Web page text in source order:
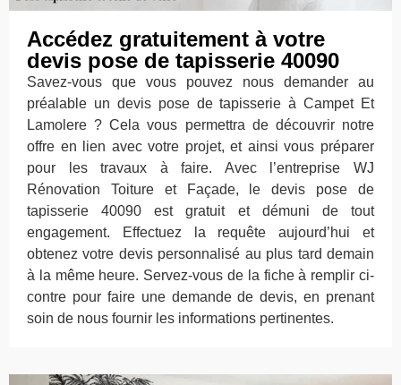
Accédez gratuitement à votre
devis pose de tapisserie 40090
Savez-vous que vous pouvez nous demander au
préalable un devis pose de tapisserie à Campet Et
Lamolere ? Cela vous permettra de découvrir notre
offre en lien avec votre projet, et ainsi vous préparer
pour les travaux à faire. Avec l’entreprise WJ
Rénovation Toiture et Façade, le devis pose de
tapisserie 40090 est gratuit et démuni de tout
engagement. Effectuez la requête aujourd’hui et
obtenez votre devis personnalisé au plus tard demain
à la même heure. Servez-vous de la fiche à remplir ci-
contre pour faire une demande de devis, en prenant
soin de nous fournir les informations pertinentes.